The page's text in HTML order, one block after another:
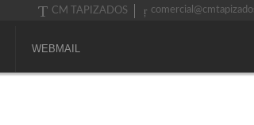
CM TAPIZADOS
WEBMAIL